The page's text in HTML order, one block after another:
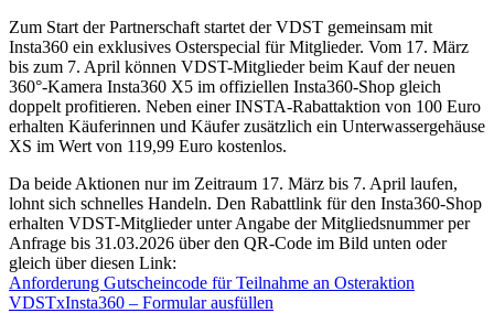
Zum Start der Partnerschaft startet der VDST gemeinsam mit
Insta360 ein exklusives Osterspecial für Mitglieder. Vom 17. März
bis zum 7. April können VDST-Mitglieder beim Kauf der neuen
360°-Kamera Insta360 X5 im offiziellen Insta360-Shop gleich
doppelt profitieren. Neben einer INSTA-Rabattaktion von 100 Euro
erhalten Käuferinnen und Käufer zusätzlich ein Unterwassergehäuse
XS im Wert von 119,99 Euro kostenlos.
Da beide Aktionen nur im Zeitraum 17. März bis 7. April laufen,
lohnt sich schnelles Handeln. Den Rabattlink für den Insta360-Shop
erhalten VDST-Mitglieder unter Angabe der Mitgliedsnummer per
Anfrage bis 31.03.2026 über den QR-Code im Bild unten oder
gleich über diesen Link:
Anforderung Gutscheincode für Teilnahme an Osteraktion
VDSTxInsta360 – Formular ausfüllen